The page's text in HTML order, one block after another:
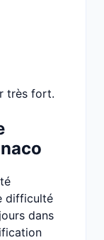
très fort.
difficulté
dans